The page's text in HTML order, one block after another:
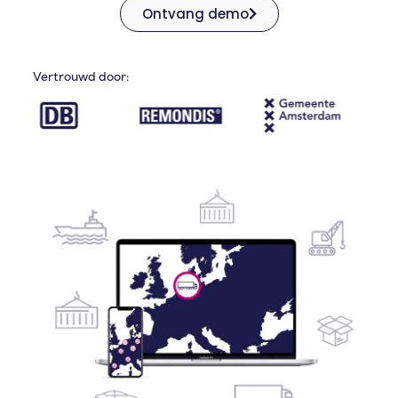
Ontvang demo
Vertrouwd door: